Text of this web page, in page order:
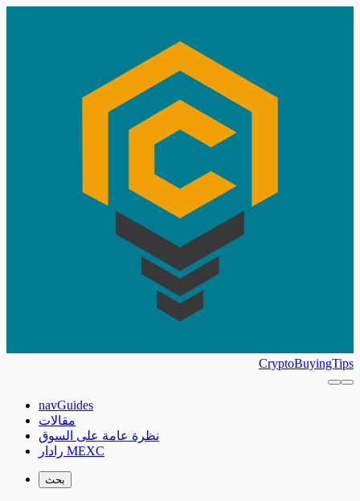
CryptoBuyingTips
navGuides
مقالات
نظرة عامة على السوق
رادار MEXC
بحث